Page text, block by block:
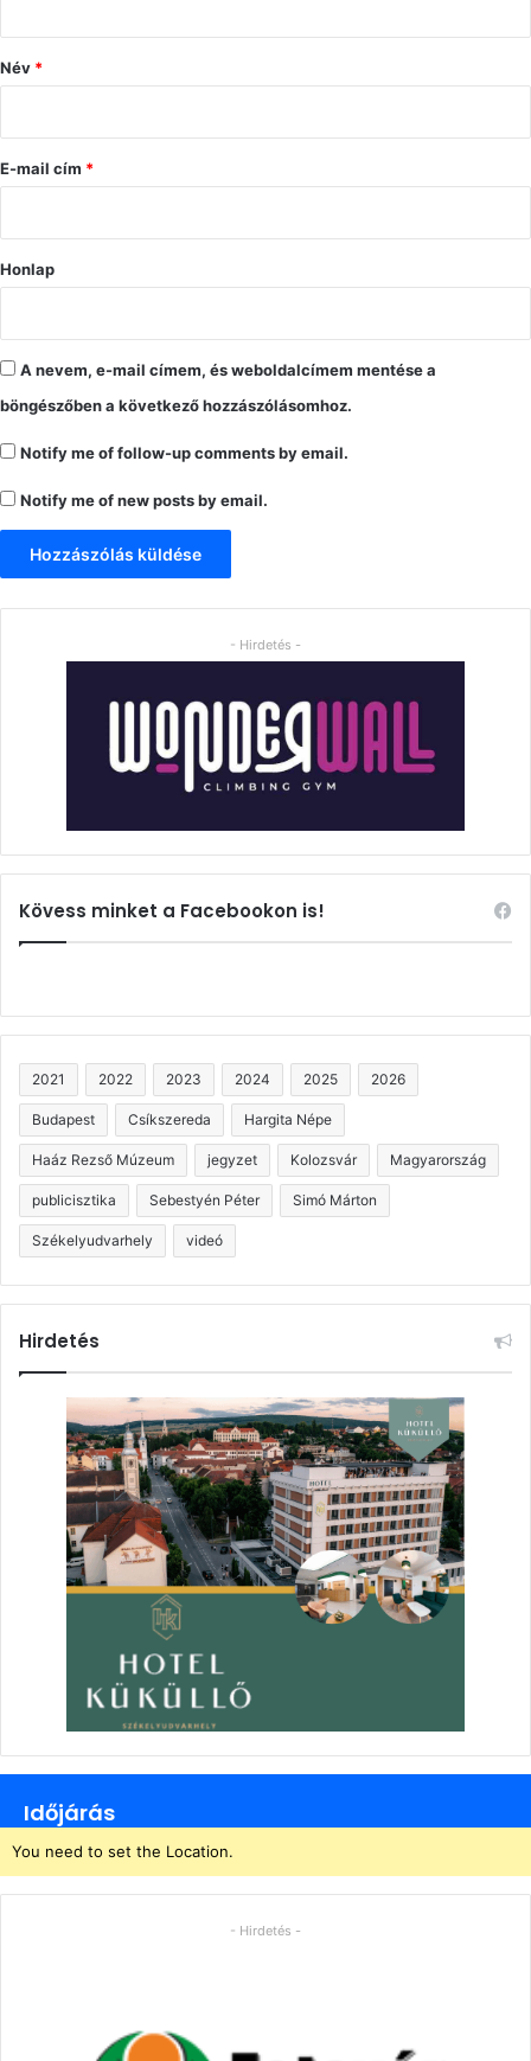
ó
s
Név *
E-mail cím *
Honlap
A nevem, e-mail címem, és weboldalcímem mentése a
böngészőben a következő hozzászólásomhoz.
Notify me of follow-up comments by email.
Notify me of new posts by email.
- Hirdetés -
Kövess minket a Facebookon is!
2021 2022 2023 2024 2025 2026
Budapest Csíkszereda Hargita Népe
Haáz Rezső Múzeum jegyzet Kolozsvár Magyarország
publicisztika Sebestyén Péter Simó Márton
Székelyudvarhely videó
Hirdetés
Időjárás
You need to set the Location.
- Hirdetés -